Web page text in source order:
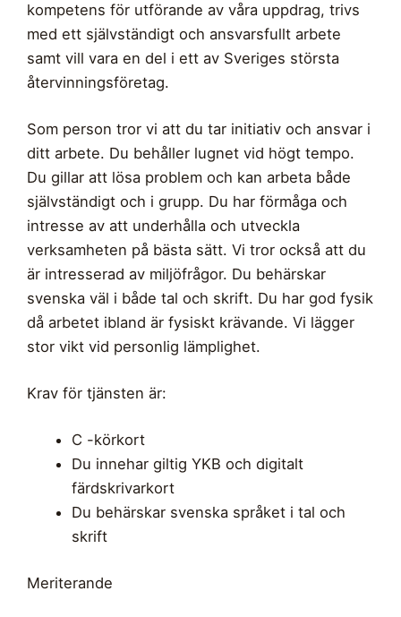
kompetens för utförande av våra uppdrag, trivs
med ett självständigt och ansvarsfullt arbete
samt vill vara en del i ett av Sveriges största
återvinningsföretag.
Som person tror vi att du tar initiativ och ansvar i
ditt arbete. Du behåller lugnet vid högt tempo.
Du gillar att lösa problem och kan arbeta både
självständigt och i grupp. Du har förmåga och
intresse av att underhålla och utveckla
verksamheten på bästa sätt. Vi tror också att du
är intresserad av miljöfrågor. Du behärskar
svenska väl i både tal och skrift. Du har god fysik
då arbetet ibland är fysiskt krävande. Vi lägger
stor vikt vid personlig lämplighet.
Krav för tjänsten är:
C -körkort
Du innehar giltig YKB och digitalt
färdskrivarkort
Du behärskar svenska språket i tal och
skrift
Meriterande